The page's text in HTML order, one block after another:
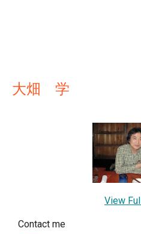
大畑 学
View
Contact me